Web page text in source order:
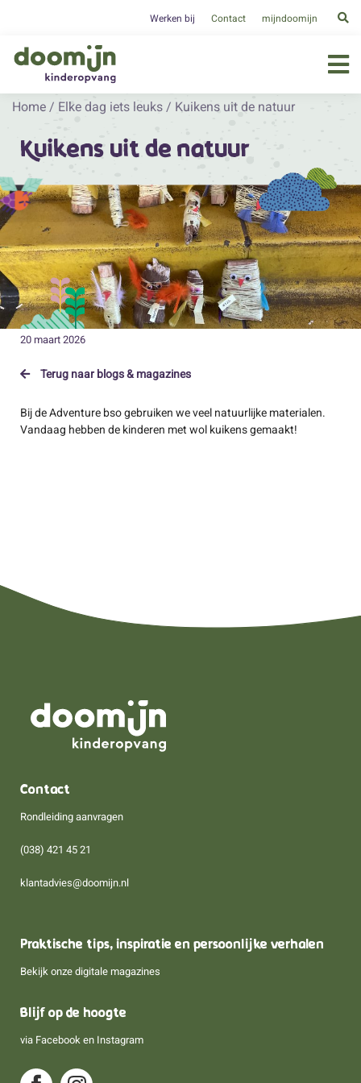
Werken bij Contact mijndoomijn
Home / Elke dag iets leuks / Kuikens uit de natuur
Kuikens uit de natuur
20 maart 2026
Terug naar blogs & magazines
Bij de Adventure bso gebruiken we veel natuurlijke materialen.
Vandaag hebben de kinderen met wol kuikens gemaakt!
Contact
Rondleiding aanvragen
(038) 421 45 21
klantadvies@doomijn.nl
Praktische tips, inspiratie en persoonlijke verhalen
Bekijk onze digitale magazines
Blijf op de hoogte
via Facebook en Instagram